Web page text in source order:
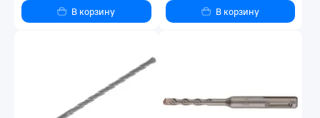
В корзину В корзину